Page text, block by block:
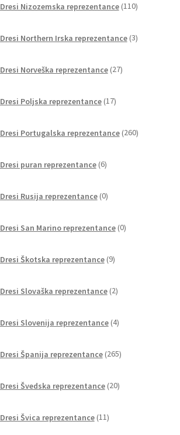
Dresi Nizozemska reprezentance 110izdelkov
Dresi Northern Irska reprezentance 3izdelki
Dresi Norveška reprezentance 27izdelkov
Dresi Poljska reprezentance 17izdelkov
Dresi Portugalska reprezentance 260izdelkov
Dresi puran reprezentance 6izdelkov
Dresi Rusija reprezentance 0izdelkov
Dresi San Marino reprezentance 0izdelkov
Dresi Škotska reprezentance 9izdelkov
Dresi Slovaška reprezentance 2izdelka
Dresi Slovenija reprezentance 4izdelki
Dresi Španija reprezentance 265izdelkov
Dresi Švedska reprezentance 20izdelkov
Dresi Švica reprezentance 11izdelkov